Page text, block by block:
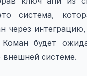
система,
через
будет
внешней системе.